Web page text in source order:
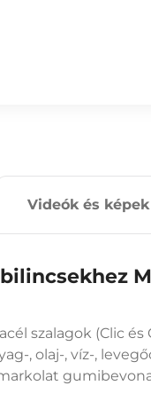
Videók és képek
szalagok (Clic
, olaj-, víz-,